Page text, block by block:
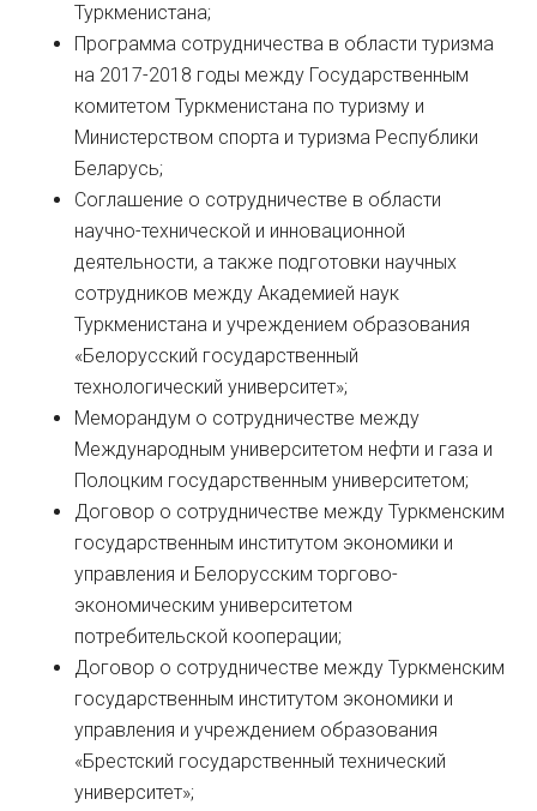
Туркменистана;
Программа сотрудничества в области туризма
на 2017-2018 годы между Государственным
комитетом Туркменистана по туризму и
Министерством спорта и туризма Республики
Беларусь;
Соглашение о сотрудничестве в области
научно-технической и инновационной
деятельности, а также подготовки научных
сотрудников между Академией наук
Туркменистана и учреждением образования
«Белорусский государственный
технологический университет»;
Меморандум о сотрудничестве между
Международным университетом нефти и газа и
Полоцким государственным университетом;
Договор о сотрудничестве между Туркменским
государственным институтом экономики и
управления и Белорусским торгово-
экономическим университетом
потребительской кооперации;
Договор о сотрудничестве между Туркменским
государственным институтом экономики и
управления и учреждением образования
«Брестский государственный технический
университет»;